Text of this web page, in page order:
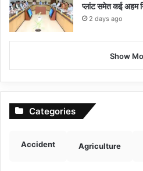
प्लांट समेत कई अहम
2 days ago
Show
Categories
Accident Agriculture